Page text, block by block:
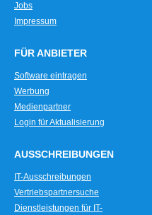
Jobs
Impressum
FÜR ANBIETER
Software eintragen
Werbung
Medienpartner
Login für Aktualisierung
AUSSCHREIBUNGEN
IT-Ausschreibungen
Vertriebspartnersuche
Dienstleistungen für IT-